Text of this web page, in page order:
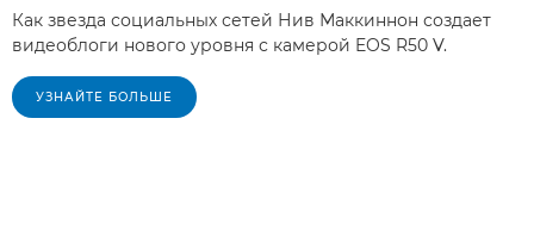
Как звезда социальных сетей Нив Маккиннон создает
видеоблоги нового уровня с камерой EOS R50 V.
УЗНАЙТЕ БОЛЬШЕ